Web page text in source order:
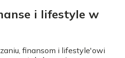
i lifestyle w
finansom i lifestyle'owi